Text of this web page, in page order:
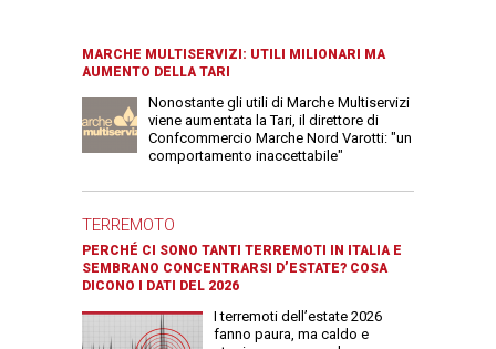
MARCHE MULTISERVIZI: UTILI MILIONARI MA
AUMENTO DELLA TARI
Nonostante gli utili di Marche Multiservizi
viene aumentata la Tari, il direttore di
Confcommercio Marche Nord Varotti: "un
comportamento inaccettabile"
TERREMOTO
PERCHÉ CI SONO TANTI TERREMOTI IN ITALIA E
SEMBRANO CONCENTRARSI D’ESTATE? COSA
DICONO I DATI DEL 2026
I terremoti dell’estate 2026
fanno paura, ma caldo e